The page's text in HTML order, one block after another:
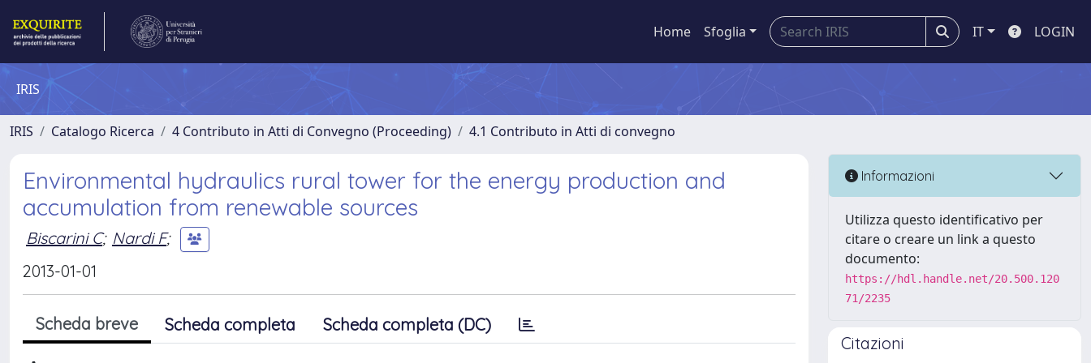
Home Sfoglia IT LOGIN
IRIS
IRIS Catalogo Ricerca 4 Contributo in Atti di Convegno (Proceeding) 4.1 Contributo in Atti di convegno
Environmental hydraulics rural tower for the energy production and
accumulation from renewable sources
Biscarini C; Nardi F;
2013-01-01
Scheda breve Scheda completa Scheda completa (DC)
Informazioni
Utilizza questo identificativo per
citare o creare un link a questo
documento:
https://hdl.handle.net/20.500.120
71/2235
Citazioni